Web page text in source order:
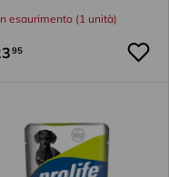
esaurimento (1 unità)
95